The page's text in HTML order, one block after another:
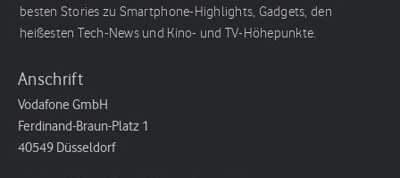
besten Stories zu Smartphone-Highlights, Gadgets, den
heißesten Tech-News und Kino- und TV-Höhepunkte.
Anschrift
Vodafone GmbH
Ferdinand-Braun-Platz 1
40549 Düsseldorf